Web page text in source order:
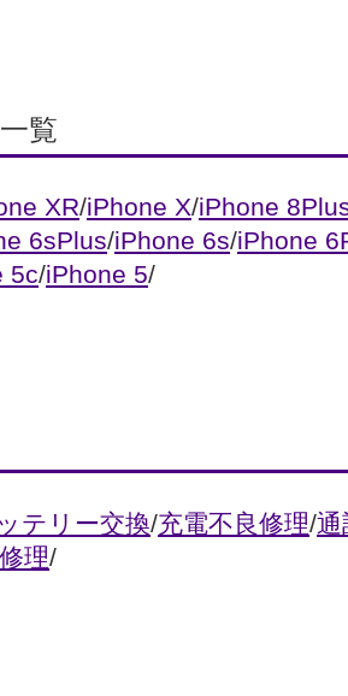
覧
XR/iPhone X/iPhone
6sPlus/iPhone 6s/iPhone
5c/iPhone 5/
テリー交換/充電不良修理/通
理/